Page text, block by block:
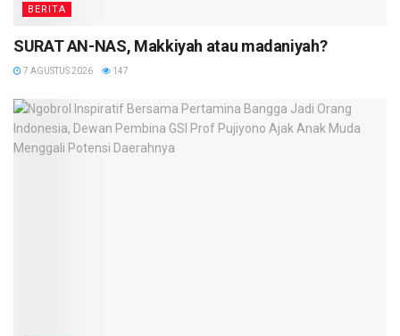
BERITA
SURAT AN-NAS, Makkiyah atau madaniyah?
7 AGUSTUS 2026 147